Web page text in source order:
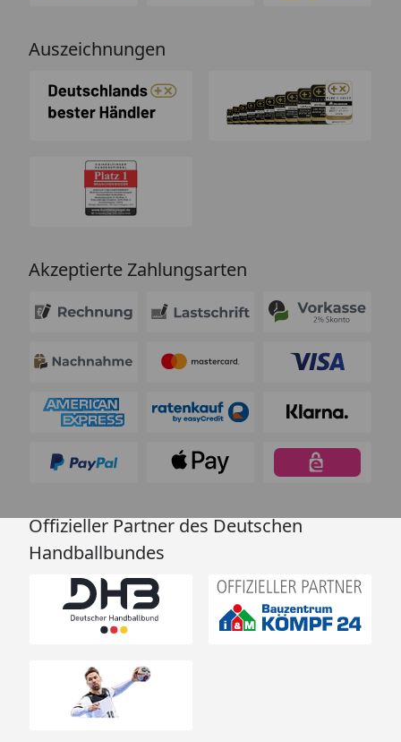
Auszeichnungen
Akzeptierte Zahlungsarten
Offizieller Partner des Deutschen
Handballbundes